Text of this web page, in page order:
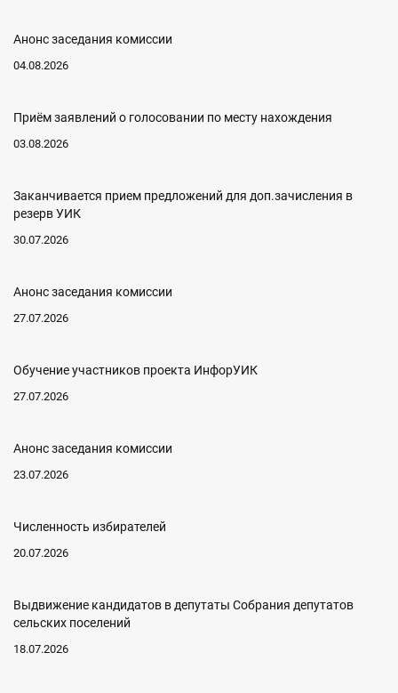
Анонс заседания комиссии
04.08.2026
Приём заявлений о голосовании по месту нахождения
03.08.2026
Заканчивается прием предложений для доп.зачисления в
резерв УИК
30.07.2026
Анонс заседания комиссии
27.07.2026
Обучение участников проекта ИнфорУИК
27.07.2026
Анонс заседания комиссии
23.07.2026
Численность избирателей
20.07.2026
Выдвижение кандидатов в депутаты Собрания депутатов
сельских поселений
18.07.2026